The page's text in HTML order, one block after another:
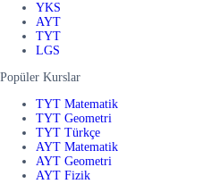
YKS
AYT
TYT
LGS
Popüler Kurslar
TYT Matematik
TYT Geometri
TYT Türkçe
AYT Matematik
AYT Geometri
AYT Fizik